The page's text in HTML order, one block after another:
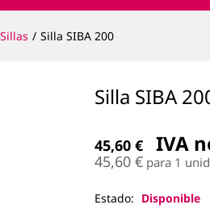
Sillas / Silla SIBA 200
Silla SIBA
45,60 € IVA
45,60 €para 1
Estado: Disponible